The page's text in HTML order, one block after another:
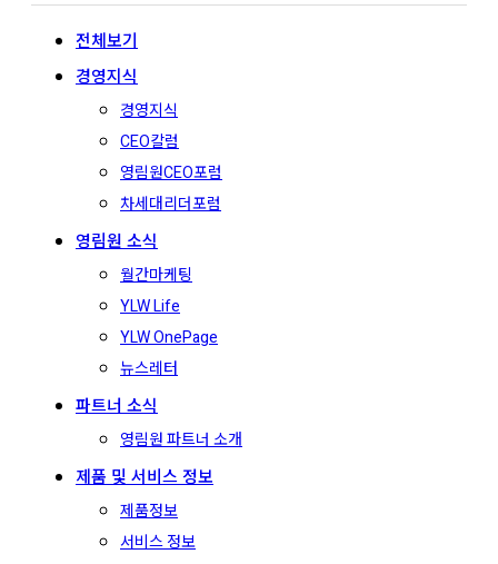
전체보기
경영지식
경영지식
CEO칼럼
영림원CEO포럼
차세대리더포럼
영림원 소식
월간마케팅
YLW Life
YLW OnePage
뉴스레터
파트너 소식
영림원 파트너 소개
제품 및 서비스 정보
제품정보
서비스 정보